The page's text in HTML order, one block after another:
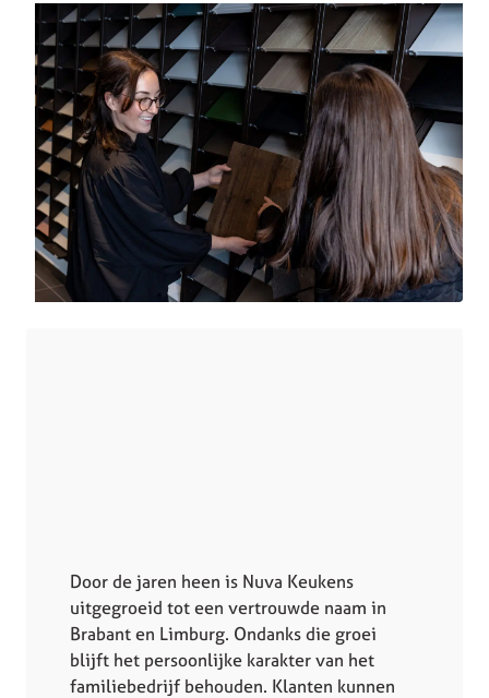
Door de jaren heen is Nuva Keukens
uitgegroeid tot een vertrouwde naam in
Brabant en Limburg. Ondanks die groei
blijft het persoonlijke karakter van het
familiebedrijf behouden. Klanten kunnen